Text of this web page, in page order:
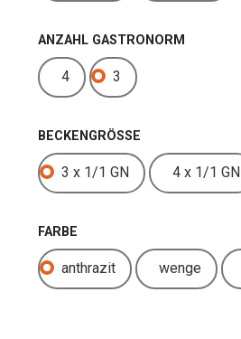
ANZAHL GASTRONORM
4 3
BECKENGRÖSSE
3 x 1/1 GN 4 x 1/1 GN
FARBE
anthrazit wenge